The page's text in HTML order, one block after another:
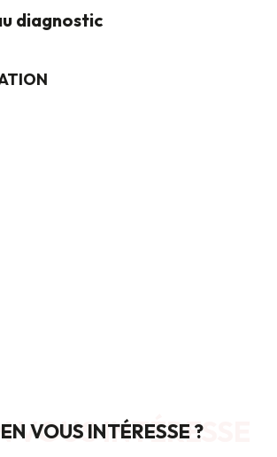
diagnostic
VOUS INTÉRESSE ?
VOUS INTÉRESSE